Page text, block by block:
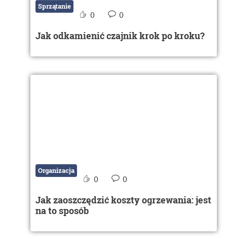
Sprzątanie
0 0
Jak odkamienić czajnik krok po kroku?
Organizacja
0 0
Jak zaoszczędzić koszty ogrzewania: jest
na to sposób